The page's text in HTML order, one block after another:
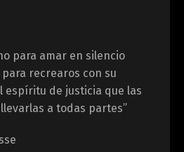
para amar en silencio
recrearos con su
espíritu de justicia que las
a todas partes”